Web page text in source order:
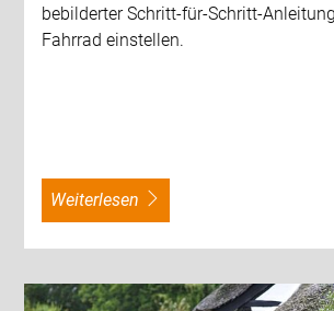
bebilderter Schritt-für-Schritt-
Fahrrad einstellen.
weiterlesen